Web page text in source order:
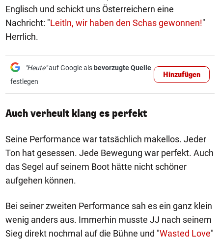
Englisch und schickt uns Österreichern eine
Nachricht: "Leitln, wir haben den Schas gewonnen!"
Herrlich.
"Heute"auf Google als bevorzugte Quelle
festlegen
Hinzufügen
Auch verheult klang es perfekt
Seine Performance war tatsächlich makellos. Jeder
Ton hat gesessen. Jede Bewegung war perfekt. Auch
das Segel auf seinem Boot hätte nicht schöner
aufgehen können.
Bei seiner zweiten Performance sah es ein ganz klein
wenig anders aus. Immerhin musste JJ nach seinem
Sieg direkt nochmal auf die Bühne und "Wasted Love"